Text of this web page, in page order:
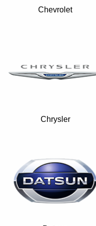
Chevrolet
Chrysler